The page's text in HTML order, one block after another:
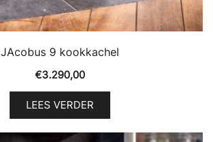
JAcobus 9 kookkachel
€3.290,00
LEES VERDER